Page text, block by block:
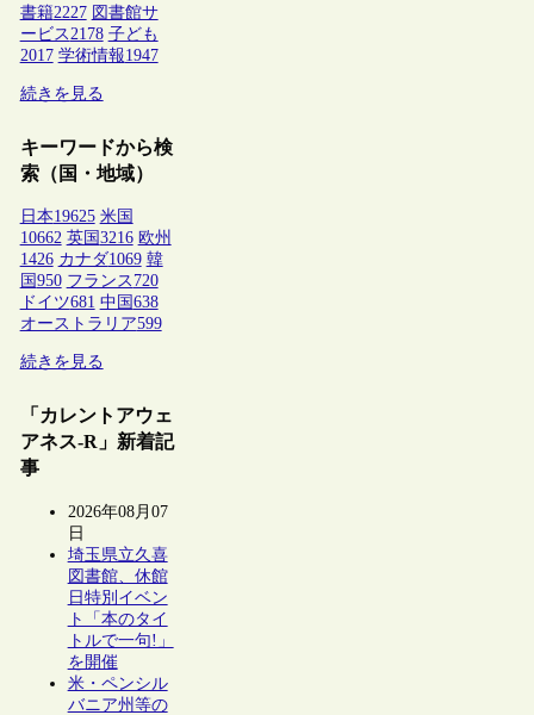
書籍2227 図書館サ
ービス 2178 子ども
2017 学術情報1947
続きを見る
キーワードから検
索（国・地域）
日本19625 米国
10662 英国 3216 欧州
1426 カナダ1069 韓
国 950 フランス 720
ドイツ681 中国 638
オーストラリア599
続きを見る
「カレントアウェ
アネス-R」新着記
事
2026年08月07
日
埼玉県立久喜
図書館、休館
日特別イベン
ト「本のタイ
トルで一句!」
を開催
米・ペンシル
バニア州等の